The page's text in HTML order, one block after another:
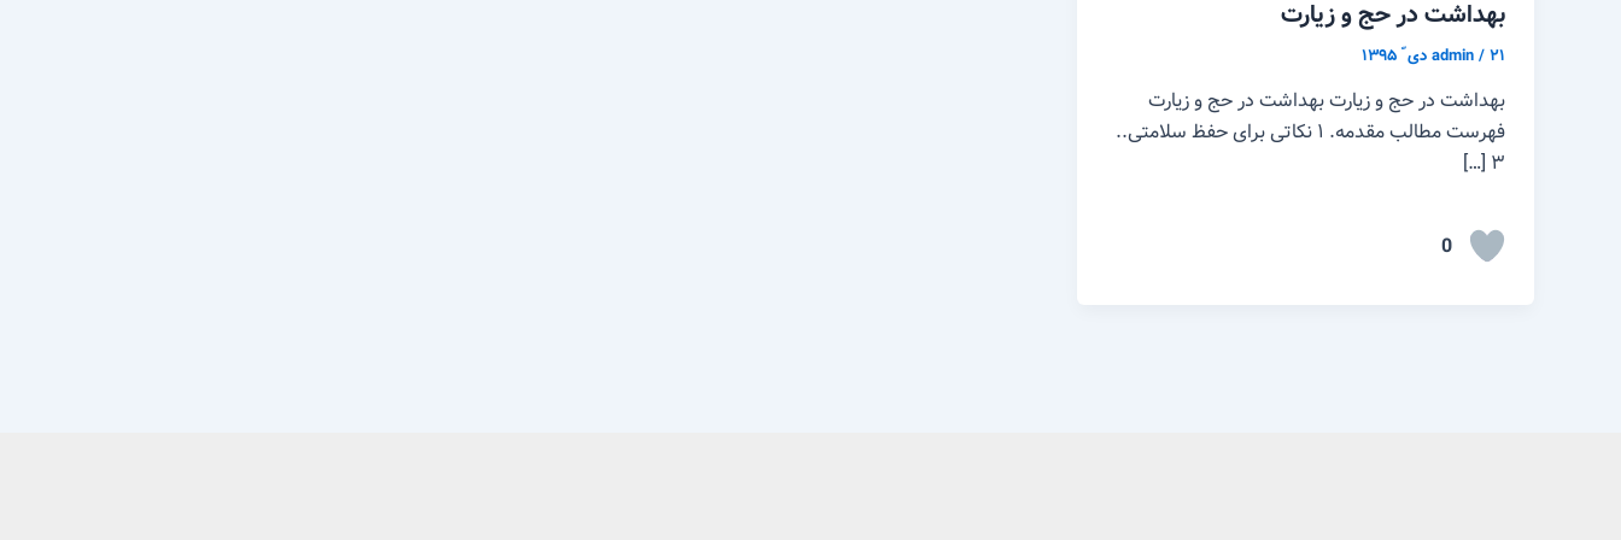
بهداشت در حج و زیارت
admin/۲۱ دی ّ ۱۳۹۵
بهداشت در حج و زیارت بهداشت در حج و زیارت
فهرست مطالب مقدمه. ۱ نکاتی برای حفظ سلامتی..
۳ […]
0